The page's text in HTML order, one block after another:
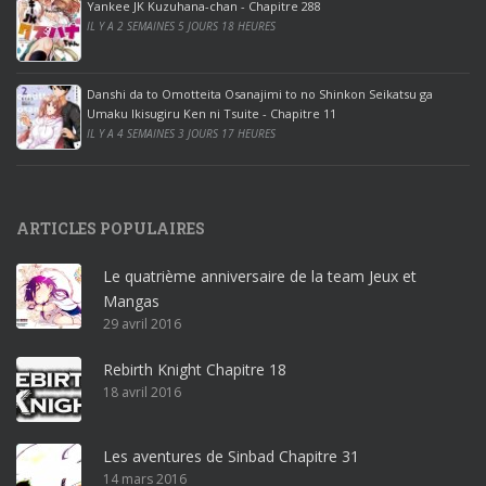
ff
i
c
e
2
0
1
r
o
ff
i
c
e
3
Yankee JK Kuzuhana-chan - Chapitre 288
IL Y A 2 SEMAINES 5 JOURS 18 HEURES
Danshi da to Omotteita Osanajimi to no Shinkon Seikatsu ga
Umaku Ikisugiru Ken ni Tsuite - Chapitre 11
IL Y A 4 SEMAINES 3 JOURS 17 HEURES
ARTICLES POPULAIRES
Le quatrième anniversaire de la team Jeux et
Mangas
29 avril 2016
Rebirth Knight Chapitre 18
18 avril 2016
Les aventures de Sinbad Chapitre 31
14 mars 2016